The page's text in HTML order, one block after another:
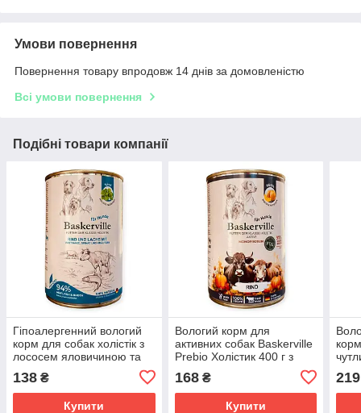
Умови повернення
Повернення товару впродовж 14 днів за домовленістю
Всі умови повернення
Подібні товари компанії
Гіпоалергенний вологий
корм для собак холістік з
лососем яловичиною та
Holistic 400г​​​​​​​
138 ₴
Купити
Вологий корм для
активних собак Baskerville
Prebio Холістик 400 г з
яловичиною та гарбузом
168₴
Купити
219